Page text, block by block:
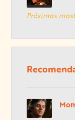
Próximas